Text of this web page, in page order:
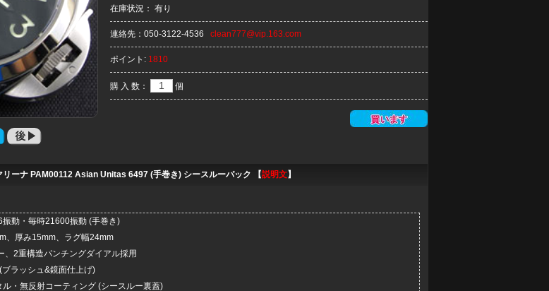
在庫状況： 有り
連絡先： 050-3122-4536 clean777@vip.163.com
ポイント: 1810
購 入 数： 個
リーナ PAM00112 Asian Unitas 6497 (手巻き) シースルーバック 【説明文】
動・毎時21600振動 (手巻き)
、厚み15mm、ラグ幅24mm
2重構造パンチングダイアル採用
ラッシュ&鏡面仕上げ)
・無反射コーティング (シースルー裏蓋)